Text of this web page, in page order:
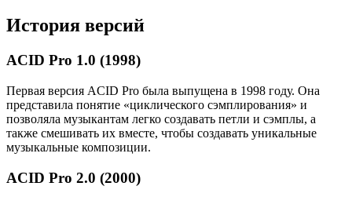
История версий
ACID Pro 1.0 (1998)
Первая версия ACID Pro была выпущена в 1998 году. Она
представила понятие «циклического сэмплирования» и
позволяла музыкантам легко создавать петли и сэмплы, а
также смешивать их вместе, чтобы создавать уникальные
музыкальные композиции.
ACID Pro 2.0 (2000)